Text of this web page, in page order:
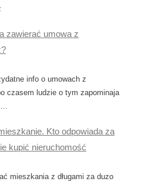
zawierać umowa z
info o umowach z
czasem ludzie o tym zapominaja
Kto odpowiada za
kupić nieruchomość
mieszkania z długami za duzo